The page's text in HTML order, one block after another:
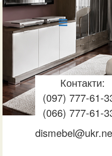
Контакти:
(097) 777-61-
(066) 777-61-